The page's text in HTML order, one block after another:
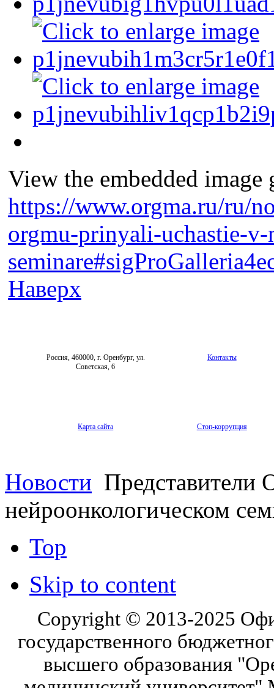
View the embedded
https://www.orgma.ru/ru/
orgmu-prinyali-uchastie-
Наверх
Россия, 460000, г. Оренбург, ул.
Советская, 6
Контакты
Карта сайта Стоп-коррупция
Новости
нейроонкологическом
Top
Skip to content
Copyright © 2013-2025
государственного
высшего образования